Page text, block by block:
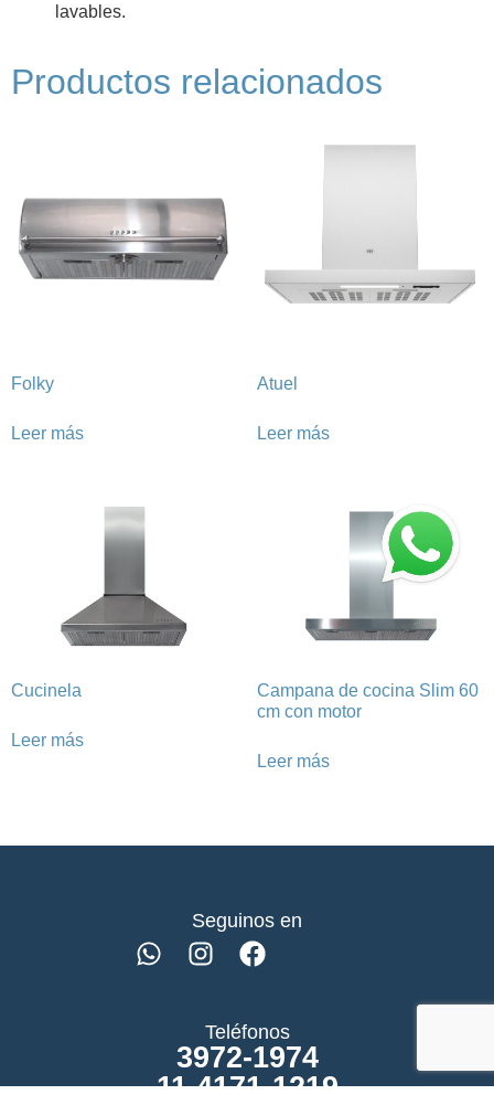
lavables.
Productos relacionados
Folky
Leer más
Atuel
Leer más
Cucinela
Leer más
Campana de cocina Slim 60
cm con motor
Leer más
Seguinos en
Teléfonos
3972-1974
11 4171-1219